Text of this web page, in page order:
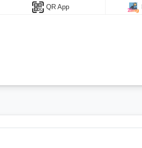
QR App